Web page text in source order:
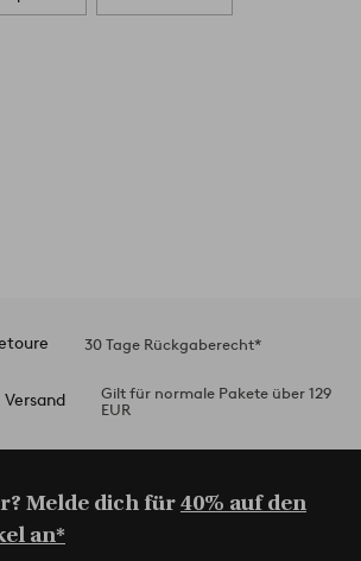
30 Tage Rückgaberecht*
Gilt für normale Pakete über 129
EUR
Melde dich für40% auf den
an*